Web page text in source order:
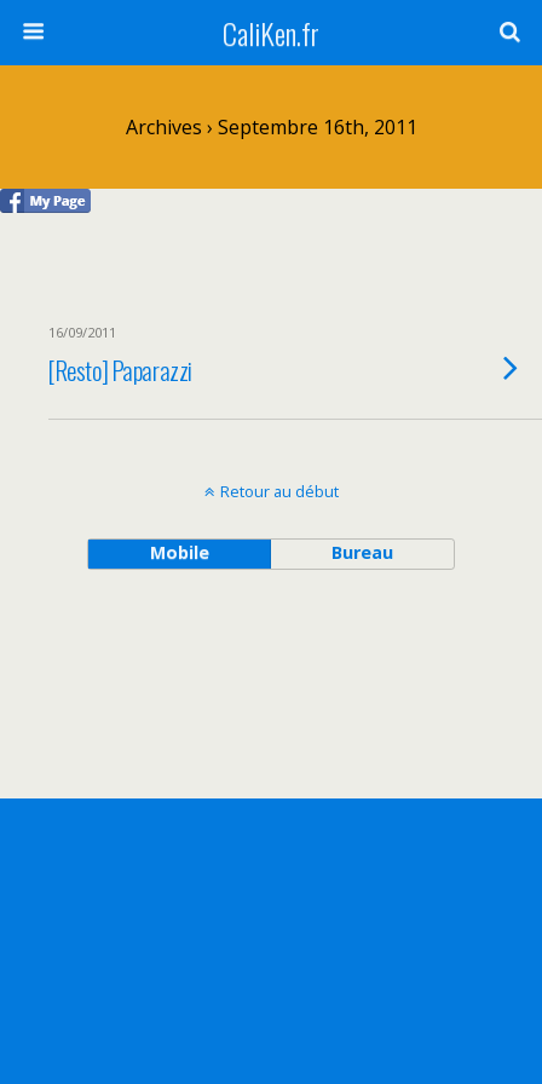
CaliKen.fr
Archives › Septembre 16th, 2011
16/09/2011
[Resto] Paparazzi
Retour au début
Mobile Bureau